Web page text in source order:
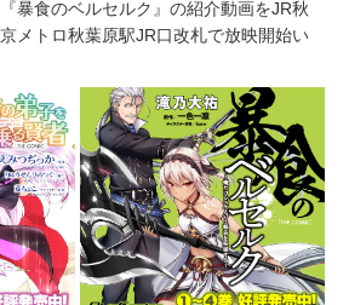
暴食のベルセルク』の紹介動画をJR秋
メトロ秋葉原駅JR口改札で放映開始い